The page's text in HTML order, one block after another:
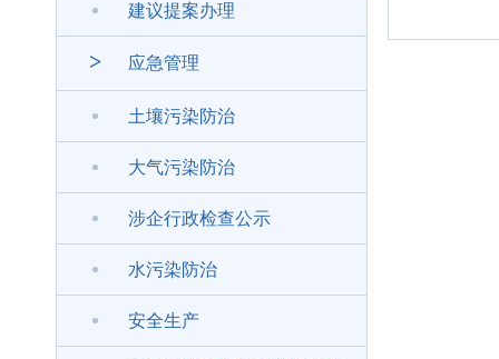
建议提案办理
> 应急管理
土壤污染防治
大气污染防治
涉企行政检查公示
水污染防治
安全生产